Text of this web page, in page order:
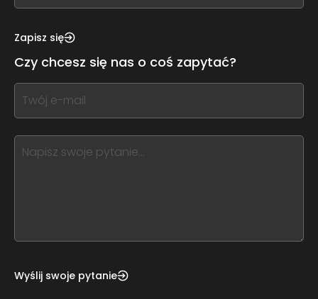
this,
this
form
field
blank
Zapisz się
Czy chcesz się nas o coś zapytać?
If
you
this,
leave
Wyślij swoje pytanie